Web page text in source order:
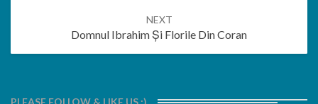
NEXT
Domnul Ibrahim Și Florile Din Coran
PLEASE FOLLOW & LIKE US :)